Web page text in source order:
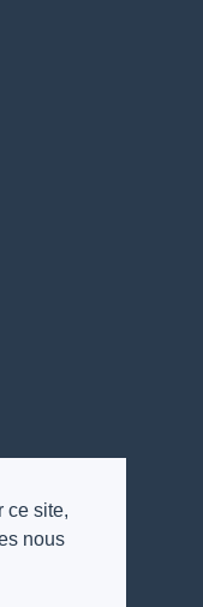
ce site,
nous